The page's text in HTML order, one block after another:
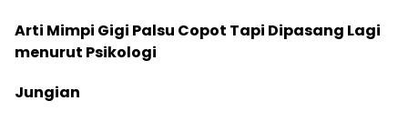
Arti Mimpi Gigi Palsu Copot Tapi Dipasang Lagi
menurut Psikologi
Jungian